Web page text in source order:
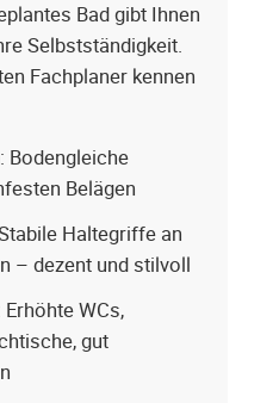
Bad gibt Ihnen
Selbstständigkeit.
Fachplaner kennen
: Bodengleiche
Belägen
Haltegriffe an
– dezent und stilvoll
Erhöhte WCs,
gut